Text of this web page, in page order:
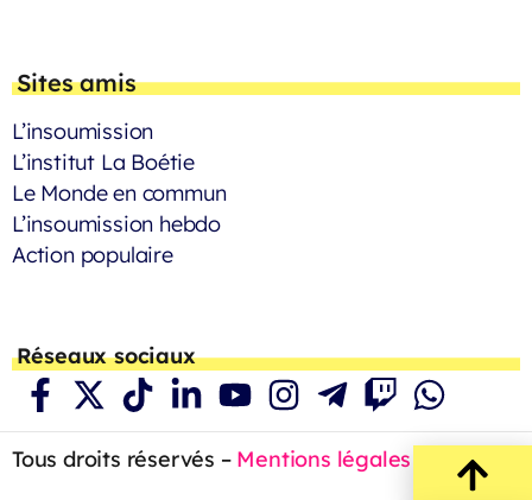
Sites amis
L’insoumission
L’institut La Boétie
Le Monde en commun
L’insoumission hebdo
Action populaire
Réseaux sociaux
Tous droits réservés – Mentions légales – 2023